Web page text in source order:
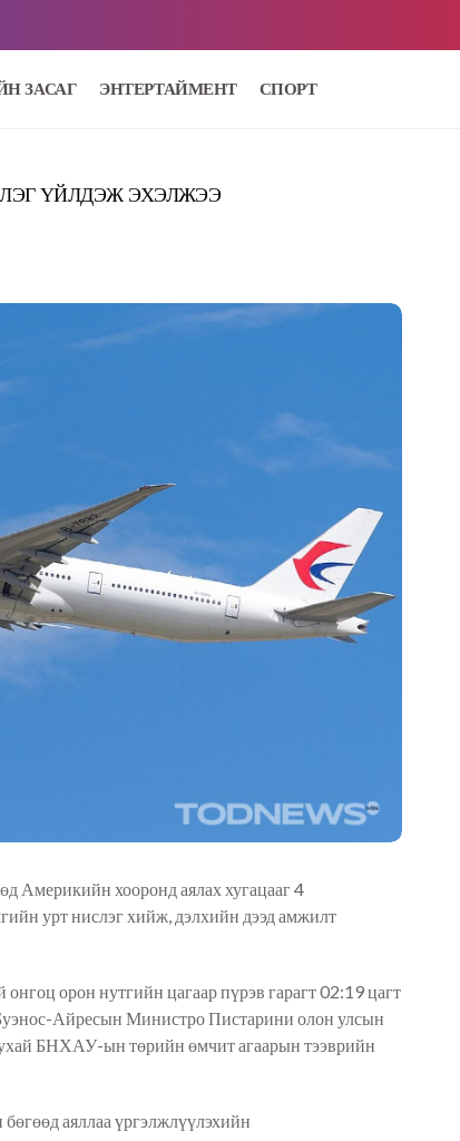
ЗАСАГ ЭНТЕРТАЙМЕНТ СПОРТ
ҮЙЛДЭЖ ЭХЭЛЖЭЭ
Америкийн хооронд аялах хугацааг 4
урт нислэгхийж, дэлхийн дээд амжилт
орон нутгийн цагаар пүрэв гарагт 02:19 цагт
Айресын Министро Пистарини олон улсын
БНХАУ-ын төрийн өмчит агаарын тээврийн
бөгөөд аяллаа үргэлжлүүлэхийн